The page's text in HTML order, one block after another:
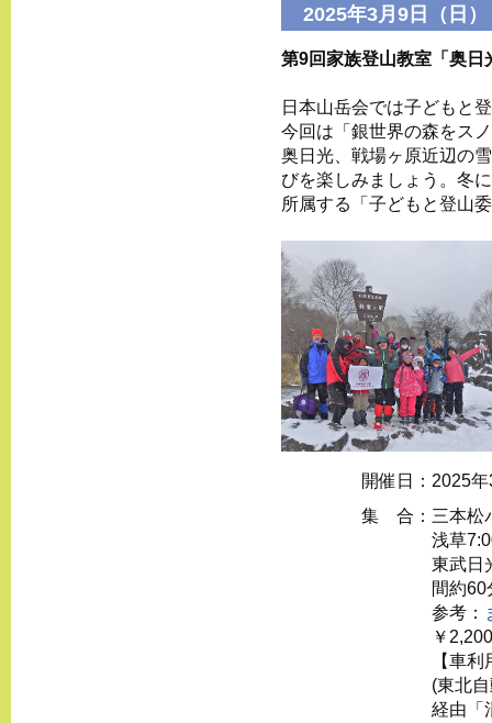
2025年3月9日（日）
第9回家族登山教室「奥⽇
⽇本⼭岳会では子どもと
今回は「銀世界の森をス
奥⽇光、戦場ヶ原近辺の
びを楽しみましょう。冬
所属する「子どもと登山
開催日： 2025
集 合： 三本松
浅草
東武⽇
間約60
参考：
￥
【⾞
(東北
経由「